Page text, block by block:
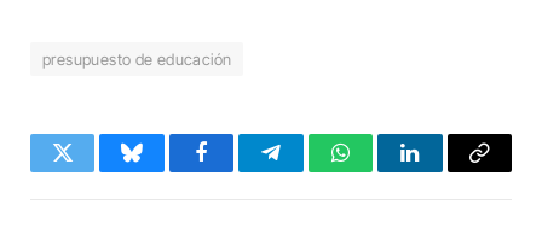
presupuesto de educación
Twitter BlueskyFacebookTelegramWhatsAppLinkedInCopy